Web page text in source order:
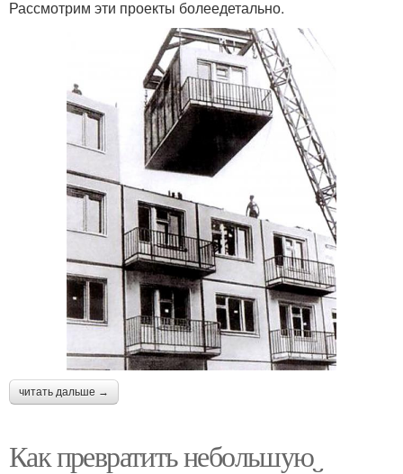
Рассмотрим эти проекты болеедетально.
читать дальше →
Как превратить небольшую